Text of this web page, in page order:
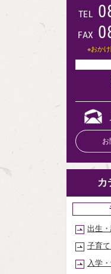
TEL 0
FAX
※おかけ
お
カ
出生
子育
入学